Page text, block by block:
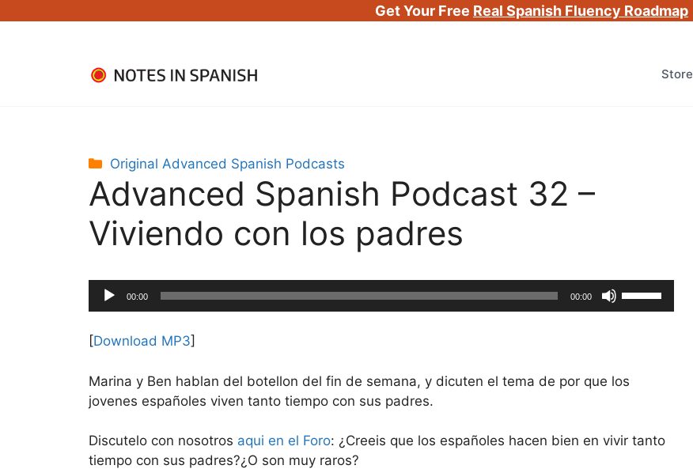
Get Your Free Real Spanish Fluency Roadmap
Store
Categories
Original Advanced Spanish Podcasts
Advanced Spanish Podcast 32 –
Viviendo con los padres
Audio
Player
00:00 00:00
Use
Up/Down
increase
volume.
[Download MP3]
Marina y Ben hablan del botellon del fin de semana, y dicuten el tema de por que los
jovenes españoles viven tanto tiempo con sus padres.
Discutelo con nosotros aqui en el Foro: ¿Creeis que los españoles hacen bien en vivir tanto
tiempo con sus padres?¿O son muy raros?